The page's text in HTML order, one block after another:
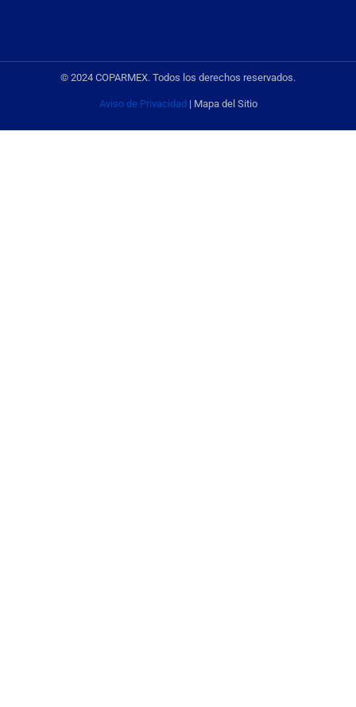
© 2024 COPARMEX. Todos los derechos reservados.
Aviso de Privacidad| Mapa del Sitio